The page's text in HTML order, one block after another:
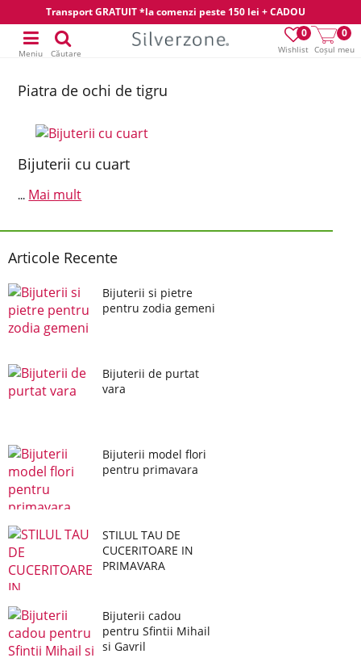
Transport GRATUIT *la comenzi peste 150 lei + CADOU
Wishlist
0
Coșul meu
0
Meniu Căutare
Piatra de ochi de tigru
Bijuterii cu cuart
... Mai mult
Articole Recente
Bijuterii si pietre
pentru zodia gemeni
Bijuterii de purtat
vara
Bijuterii model flori
pentru primavara
STILUL TAU DE
CUCERITOARE IN
PRIMAVARA
Bijuterii cadou
pentru Sfintii Mihail
si Gavril